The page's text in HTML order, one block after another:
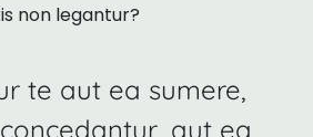
non legantur?
te aut ea sumere,
aut ea,